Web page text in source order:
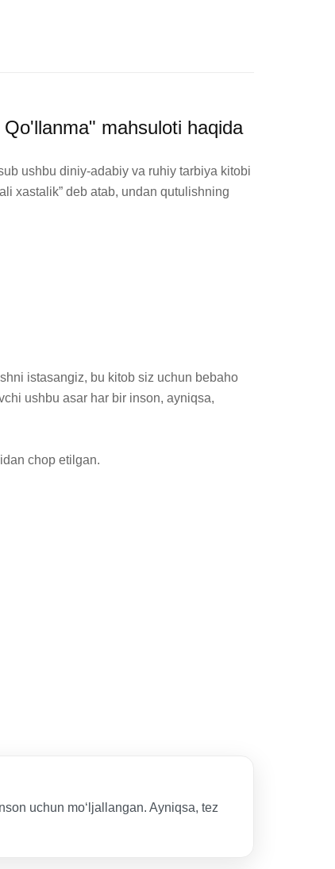
mahsuloti haqida
ushbu diniy-adabiy va ruhiy tarbiya kitobi
xastalik” deb atab, undan qutulishning
istasangiz, bu kitob siz uchun bebaho
ushbu asar har bir inson, ayniqsa,
chop etilgan.
uchun mo‘ljallangan. Ayniqsa, tez